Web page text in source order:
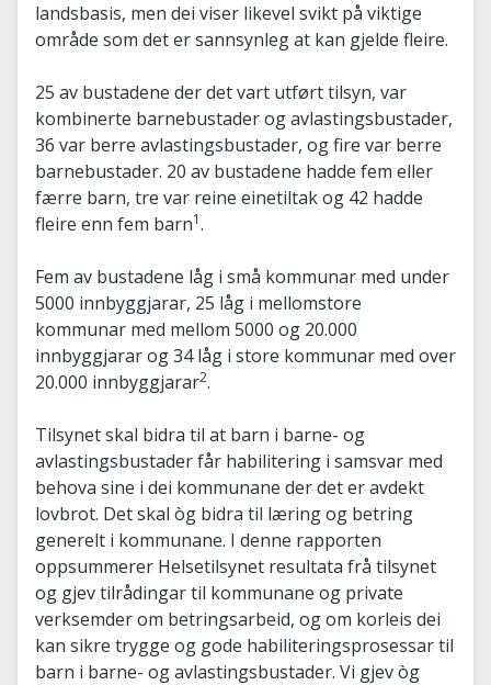
landsbasis, men dei viser likevel svikt på viktige
område som det er sannsynleg at kan gjelde fleire.
25 av bustadene der det vart utført tilsyn, var
kombinerte barnebustader og avlastingsbustader,
36 var berre avlastingsbustader, og fire var berre
barnebustader. 20 av bustadene hadde fem eller
færre barn, tre var reine einetiltak og 42 hadde
fleire enn fem barn1.
Fem av bustadene låg i små kommunar med under
5000 innbyggjarar, 25 låg i mellomstore
kommunar med mellom 5000 og 20.000
innbyggjarar og 34 låg i store kommunar med over
20.000 innbyggjarar2.
Tilsynet skal bidra til at barn i barne- og
avlastingsbustader får habilitering i samsvar med
behova sine i dei kommunane der det er avdekt
lovbrot. Det skal òg bidra til læring og betring
generelt i kommunane. I denne rapporten
oppsummerer Helsetilsynet resultata frå tilsynet
og gjev tilrådingar til kommunane og private
verksemder om betringsarbeid, og om korleis dei
kan sikre trygge og gode habiliteringsprosessar til
barn i barne- og avlastingsbustader. Vi gjev òg